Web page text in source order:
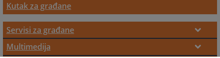
Kutak za građane
Servisi za građane
E servisi za građane
Multimedija